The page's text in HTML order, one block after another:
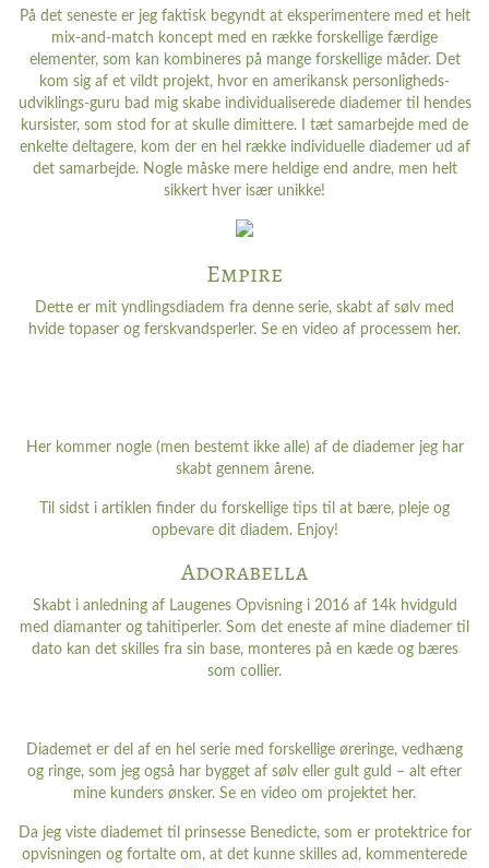
På det seneste er jeg faktisk begyndt at eksperimentere med et helt
mix-and-match koncept med en række forskellige færdige
elementer, som kan kombineres på mange forskellige måder. Det
kom sig af et vildt projekt, hvor en amerikansk personligheds-
udviklings-guru bad mig skabe individualiserede diademer til hendes
kursister, som stod for at skulle dimittere. I tæt samarbejde med de
enkelte deltagere, kom der en hel række individuelle diademer ud af
det samarbejde. Nogle måske mere heldige end andre, men helt
sikkert hver især unikke!
Empire
Dette er mit yndlingsdiadem fra denne serie, skabt af sølv med
hvide topaser og ferskvandsperler. Se en video af processem her.
Her kommer nogle (men bestemt ikke alle) af de diademer jeg har
skabt gennem årene.
Til sidst i artiklen finder du forskellige tips til at bære, pleje og
opbevare dit diadem. Enjoy!
Adorabella
Skabt i anledning af Laugenes Opvisning i 2016 af 14k hvidguld
med diamanter og tahitiperler. Som det eneste af mine diademer til
dato kan det skilles fra sin base, monteres på en kæde og bæres
som collier.
Diademet er del af en hel serie med forskellige øreringe, vedhæng
og ringe, som jeg også har bygget af sølv eller gult guld – alt efter
mine kunders ønsker. Se en video om projektet her.
Da jeg viste diademet til prinsesse Benedicte, som er protektrice for
opvisningen og fortalte om, at det kunne skilles ad, kommenterede